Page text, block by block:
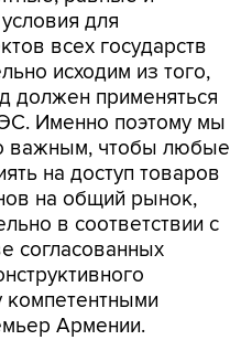
для
всех государств
исходим из того,
должен применяться
Именно поэтому мы
важным, чтобы любые
на доступ товаров
на общий рынок,
в соответствии с
согласованных
Армении.